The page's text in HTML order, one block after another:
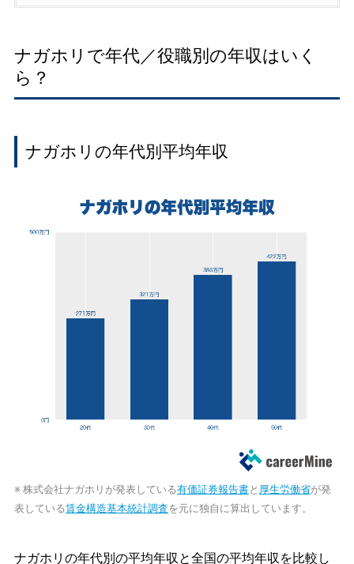
ナガホリで年代／役職別の年収はいく
ら？
ナガホリの年代別平均年収
※ 株式会社ナガホリが発表している有価証券報告書と 厚生労働省が発
表している賃金構造基本統計調査を元に独自に算出しています。
ナガホリの年代別の平均年収と全国の平均年収を比較し